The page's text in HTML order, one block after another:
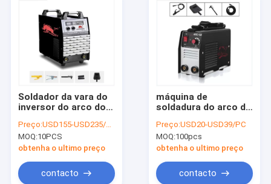
Soldador da vara do
inversor do arco do
Amal da C.C. da
máquina de
soldadura do
500A
Preço:USD155-USD235/PC
MOQ:10PCS
obtenha o ultimo preço
contacto
máquina de
soldadura do arco de
Igbt do soldador do
inversor do
Muttahida Majlis-E-
Preço:USD20-USD39/PC
MOQ:100pcs
obtenha o ultimo preço
contacto